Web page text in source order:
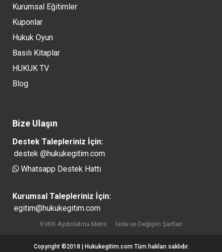
Kurumsal Eğitimler
Kuponlar
Hukuk Oyun
Basılı Kitaplar
HUKUK TV
Blog
Bize Ulaşın
Destek Talepleriniz İçin:
destek @hukukegitim.com
Whatsapp Destek Hattı
Kurumsal Talepleriniz İçin:
egitim@hukukegitim.com
KVKK Aydınlatma Metni İade ve Değişim Şartları
Copyright ©2018 | Hukukegitim.com Tüm hakları saklıdır.